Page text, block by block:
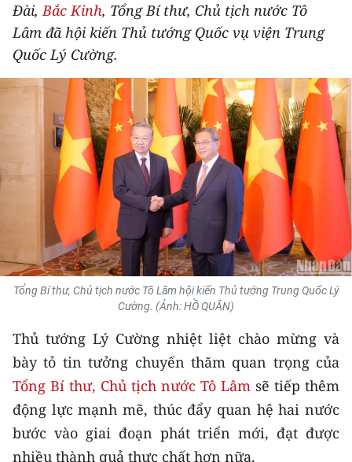
DU LỊCH
THẾ GIỚI
THỂ THAO
GIÁO DỤC
Y TẾ
KHOA HỌC - CÔNG NGHỆ
MÔI TRƯỜNG
BẠN ĐỌC
TRI THỨC CHUYÊN SÂU
54 DÂN TỘC VIỆT NAM
CHƯƠNG TRÌNH OCOP - MỖI XÃ
MỘT SẢN PHẨM
Đài,Bắc Kinh, Tổng Bí thư, Chủ tịch nước Tô
Lâm đã hội kiến Thủ tướng Quốc vụ viện Trung
Quốc Lý Cường.
Tổng Bí thư, Chủ tịch nước Tô Lâm hội kiến Thủ tướng Trung Quốc Lý
Cường. (Ảnh: HỒ QUÂN)
Thủ tướng Lý Cường nhiệt liệt chào mừng và
bày tỏ tin tưởng chuyến thăm quan trọng của
Tổng Bí thư, Chủ tịch nước Tô Lâm sẽ tiếp thêm
động lực mạnh mẽ, thúc đẩy quan hệ hai nước
bước vào giai đoạn phát triển mới, đạt được
nhiều thành quả thực chất hơn nữa.